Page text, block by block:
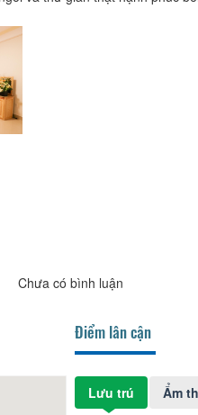
Chưa có bình luận
Điểm lân cận
Lưu trú Ẩm